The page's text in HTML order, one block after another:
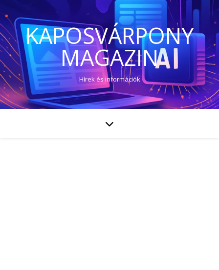
KAPOSVÁRPONY
MAGAZIN
Hírek és információk